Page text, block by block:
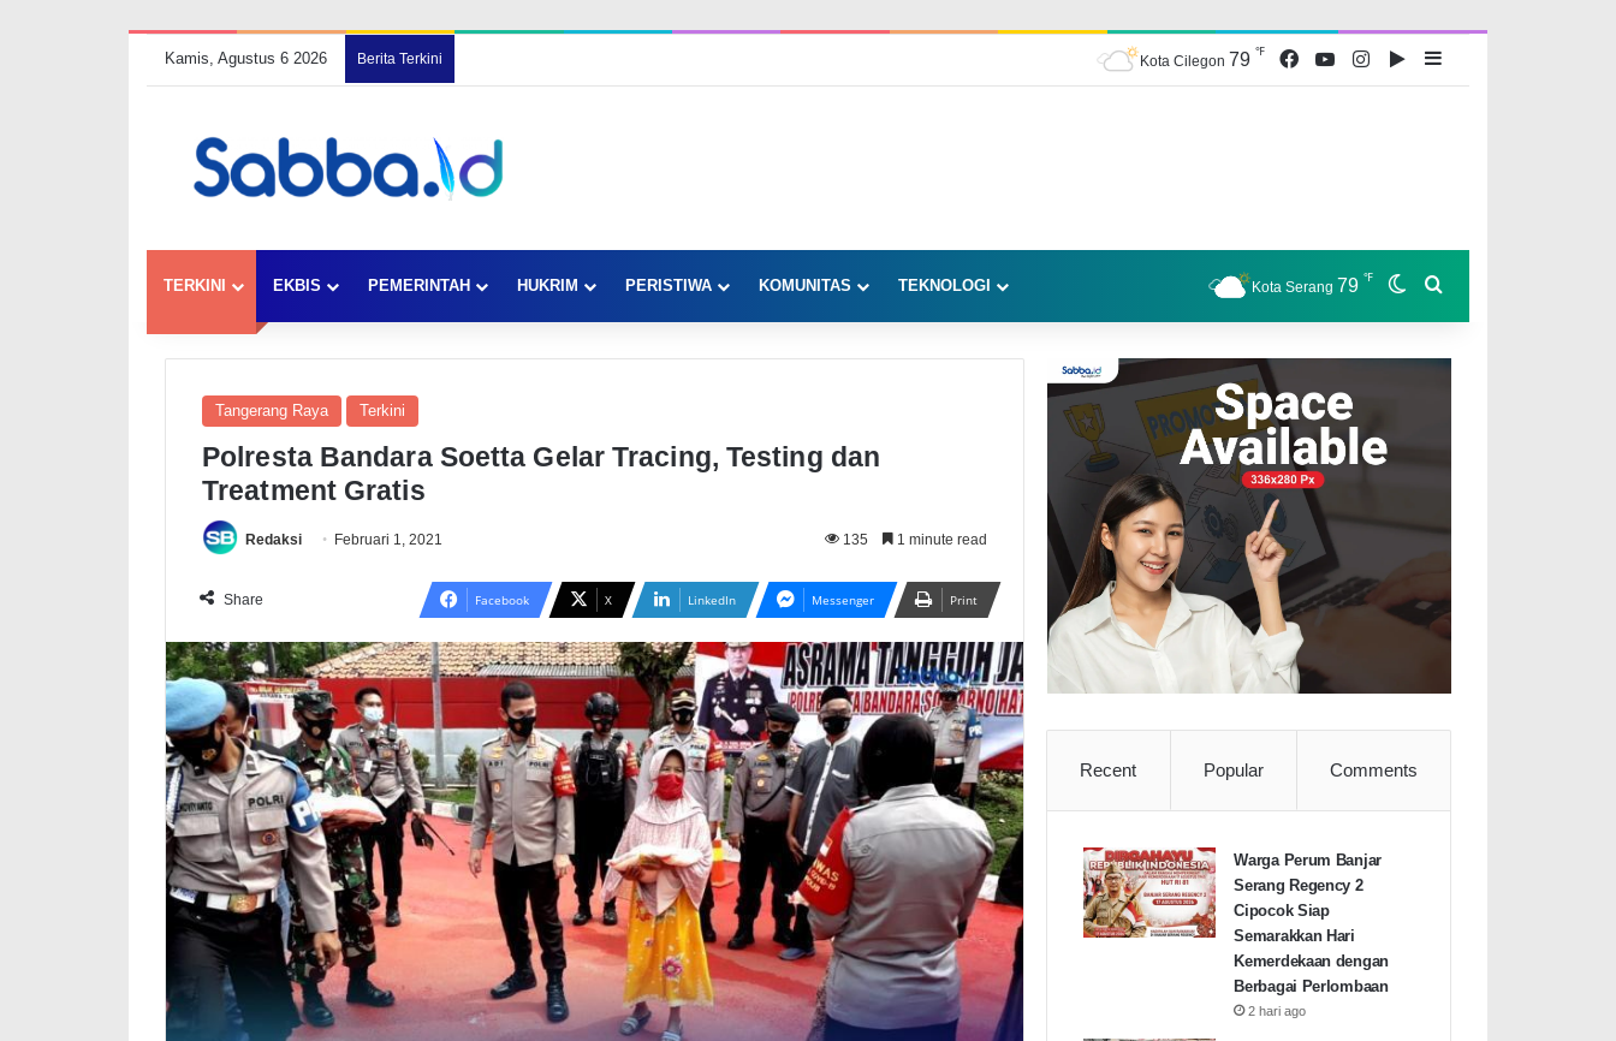
Kamis, Agustus 6 2026 Berita Terkini Kota Cilegon 79 ℉ Facebook
YouTubeInstagramGoogle Play
Sidebar
TERKINI EKBIS PEMERINTAH HUKRIM PERISTIWA KOMUNITAS TEKNOLOGI Kota Serang 79 ℉ Switch skin
Tangerang Raya Terkini
Polresta Bandara Soetta Gelar Tracing, Testing dan
Treatment Gratis
Redaksi Februari 1, 2021 135 1 minute read
Share Facebook X LinkedIn Messenger Print
Recent Popular Comments
Warga Perum Banjar
Serang Regency 2
Cipocok Siap
Semarakkan Hari
Kemerdekaan dengan
Berbagai Perlombaan
2 hari ago